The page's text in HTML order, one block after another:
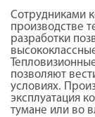
Сотрудниками
производстве
разработки
позволяют
условиях.
эксплуатация
тумане или во